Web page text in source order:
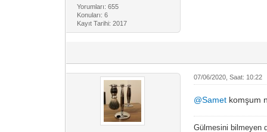
Yorumları: 655
Konuları: 6
Kayıt Tarihi: 2017
07/06/2020, Saat: 10:22
@Samet komşum
Gülmesini bilmeyen